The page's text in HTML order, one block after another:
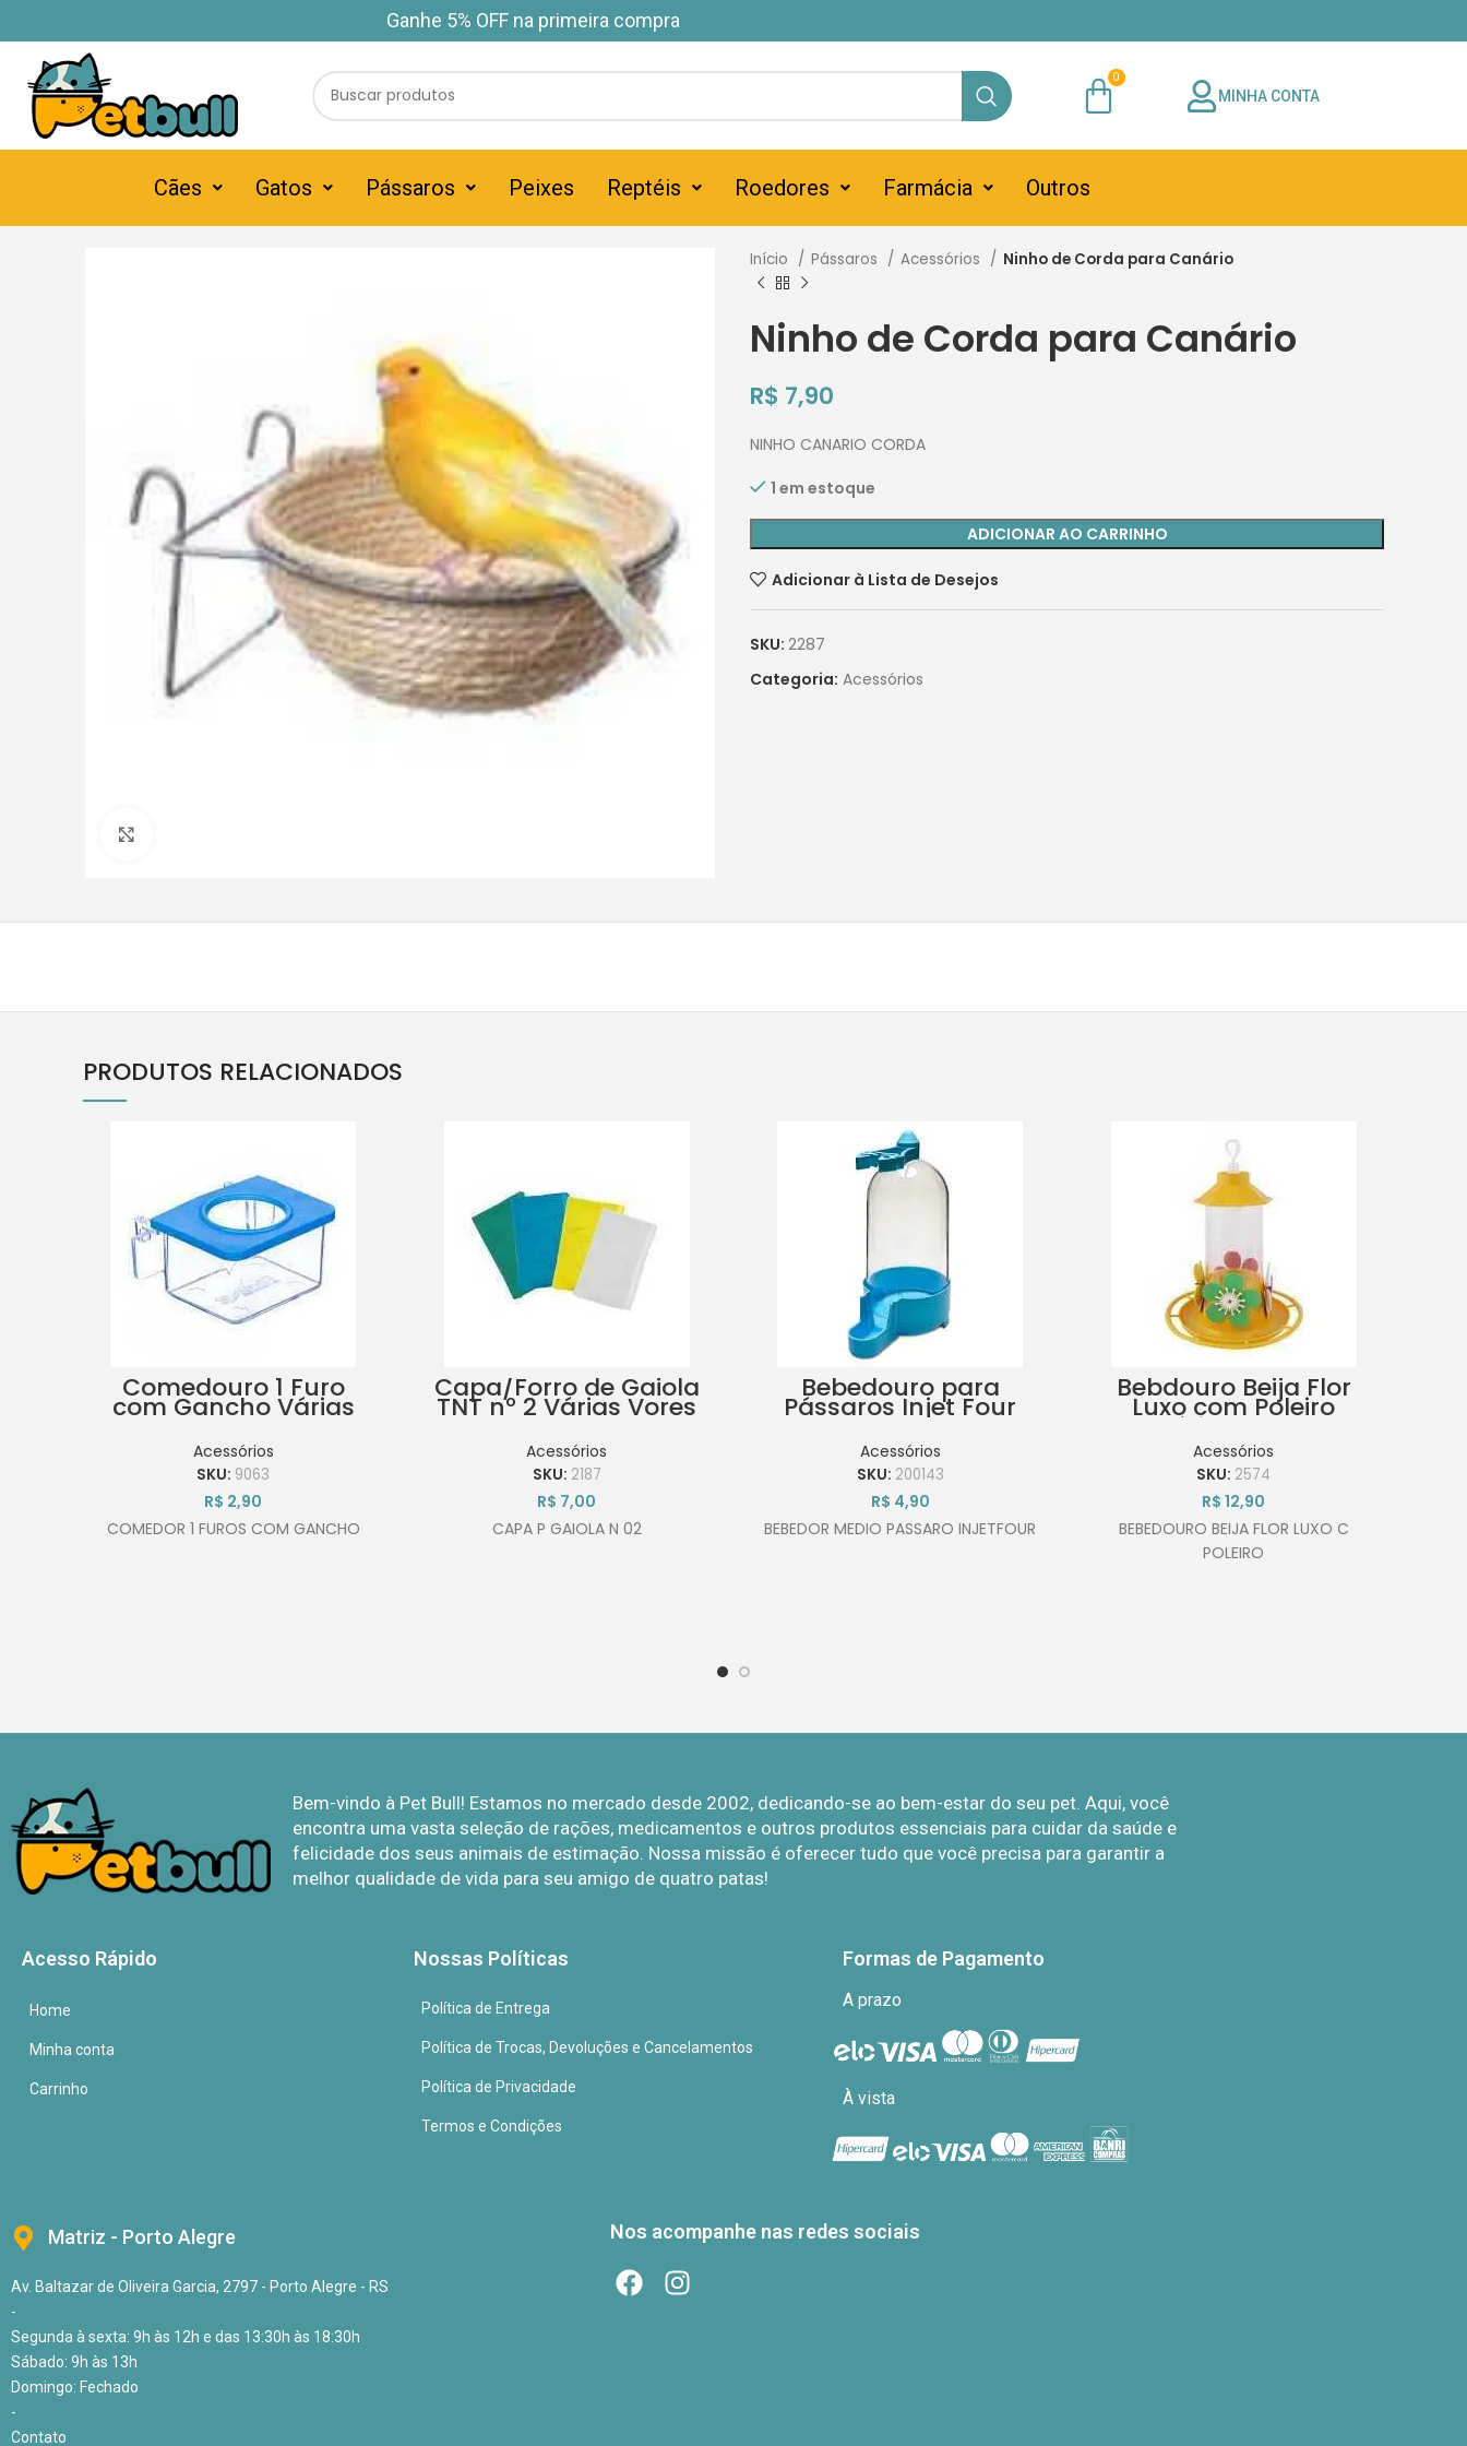
Ganhe 5% OFF na primeira compra
MINHA CONTA
Cães Gatos Pássaros Peixes Reptéis Roedores Farmácia Outros
Início Pássaros Acessórios Ninho de Corda para Canário
Ninho de Corda para Canário
R$ 7,90
NINHO CANARIO CORDA
1 em estoque
ADICIONAR AO CARRINHO
Adicionar à Lista de Desejos
SKU: 2287
Categoria: Acessórios
PRODUTOS RELACIONADOS
Comedouro 1 Furo
com Gancho Várias
Cores
Acessórios
SKU: 9063
R$ 2,90
COMEDOR 1 FUROS COM GANCHO
Capa/Forro de Gaiola
TNT nº 2 Várias Vores
Acessórios
SKU: 2187
R$ 7,00
CAPA P GAIOLA N 02
Bebedouro para
Pássaros Injet Four
Cores Variadas
Acessórios
SKU: 200143
R$ 4,90
BEBEDOR MEDIO PASSARO INJETFOUR
Bebdouro Beija Flor
Luxo com Poleiro
Várias Cores
Acessórios
SKU: 2574
R$ 12,90
BEBEDOURO BEIJA FLOR LUXO C
POLEIRO
Bem-vindo à Pet Bull! Estamos no mercado desde 2002, dedicando-se ao bem-estar do seu pet. Aqui, você
encontra uma vasta seleção de rações, medicamentos e outros produtos essenciais para cuidar da saúde e
felicidade dos seus animais de estimação. Nossa missão é oferecer tudo que você precisa para garantir a
melhor qualidade de vida para seu amigo de quatro patas!
Acesso Rápido
Home
Minha conta
Carrinho
Nossas Políticas
Política de Entrega
Política de Trocas, Devoluções e Cancelamentos
Política de Privacidade
Termos e Condições
Formas de Pagamento
A prazo
À vista
Matriz - Porto Alegre
Av. Baltazar de Oliveira Garcia, 2797 - Porto Alegre - RS
-
Segunda à sexta: 9h às 12h e das 13:30h às 18:30h
Sábado: 9h às 13h
Domingo: Fechado
-
Contato
Nos acompanhe nas redes sociais